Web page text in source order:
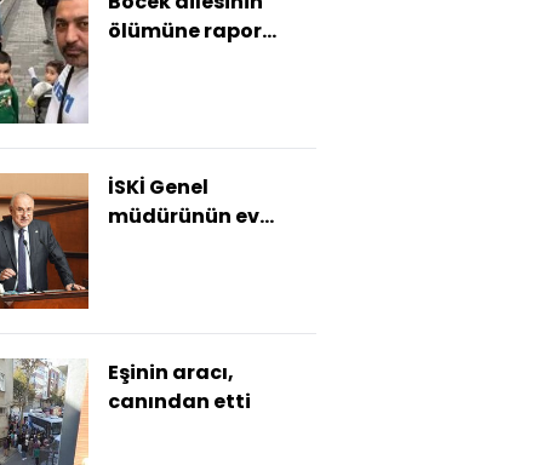
ölümüne rapor
İSKİ Genel
müdürünün ev
Eşinin aracı,
canından etti